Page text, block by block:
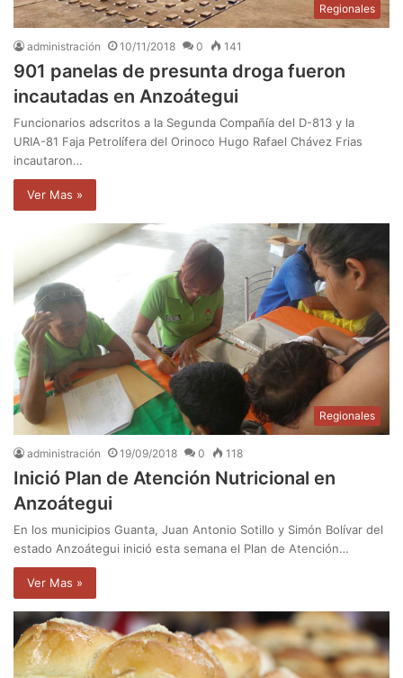
Regionales
administración 10/11/2018 0 141
901 panelas de presunta droga fueron
incautadas en Anzoátegui
Funcionarios adscritos a la Segunda Compañía del D-813 y la
URIA-81 Faja Petrolífera del Orinoco Hugo Rafael Chávez Frias
incautaron…
Ver Mas »
Regionales
administración 19/09/2018 0 118
Inició Plan de Atención Nutricional en
Anzoátegui
En los municipios Guanta, Juan Antonio Sotillo y Simón Bolívar del
estado Anzoátegui inició esta semana el Plan de Atención…
Ver Mas »